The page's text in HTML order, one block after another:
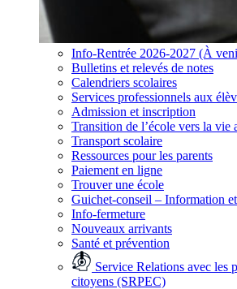
Info-Rentrée 2026-2027 (À
Bulletins et relevés de notes
Calendriers scolaires
Services professionnels aux
Admission et inscription
Transition de l’école vers la
Transport scolaire
Ressources pour les parents
Paiement en ligne
Trouver une école
Guichet-conseil – Information
Info-fermeture
Nouveaux arrivants
Santé et prévention
Service Relations avec les
citoyens (SRPEC)